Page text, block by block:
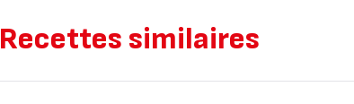
Recettes similaires